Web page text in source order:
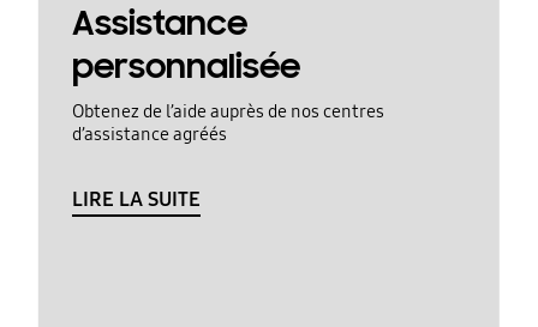
Assistance
personnalisée
Obtenez de l’aide auprès de nos centres
d’assistance agréés
LIRE LA SUITE